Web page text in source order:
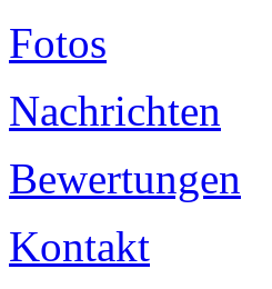
Fotos
Nachrichten
Bewertungen
Kontakt